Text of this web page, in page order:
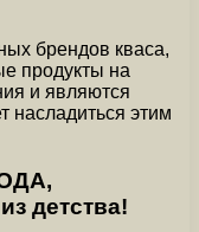
брендов кваса,
продукты на
и являются
насладиться этим
детства!